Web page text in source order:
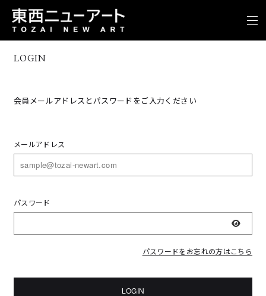
LOGIN
会員メールアドレスとパスワードをご入力ください
メールアドレス
パスワード
表示
パスワードをお忘れの方はこちら
LOGIN